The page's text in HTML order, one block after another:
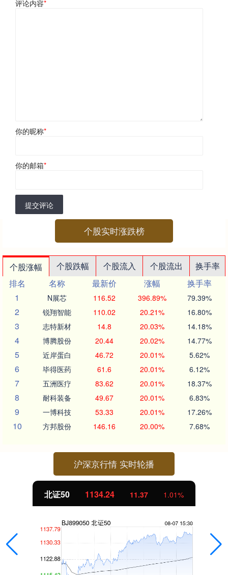
评论内容*
你的昵称*
你的邮箱*
提交评论
个股实时涨跌榜
个股涨幅 个股跌幅 个股流入 个股流出
换手率
排名
名称 最新价 涨幅
换手率
1
N展芯 116.52 396.89% 79.39%
2 锐翔智能 110.02 20.21% 16.80%
3 志特新材 14.8 20.03% 14.18%
4 博腾股份 20.44 20.02% 14.77%
5 近岸蛋白 46.72 20.01% 5.62%
6 毕得医药 61.6 20.01% 6.12%
7 五洲医疗 83.62 20.01% 18.37%
8 耐科装备 49.67 20.01% 6.83%
9 一博科技 53.33 20.01% 17.26%
10 方邦股份 146.16 20.00% 7.68%
沪深京行情 实时轮播
北证50 1134.24 11.37 1.01%